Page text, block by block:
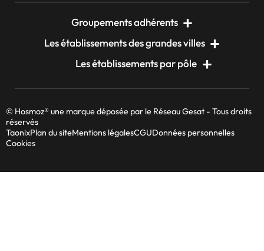
Groupements adhérents
Les établissements des grandes villes
Les établissements par pôle
© Hosmoz® une marque déposée par le Réseau Gesat - Tous droits
réservés
TaonixPlan du siteMentions légalesCGUDonnées personnelles
Cookies